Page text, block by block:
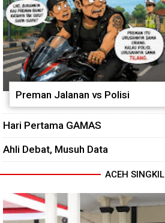
Preman Jalanan vs Polisi
Hari Pertama GAMAS
Ahli Debat, Musuh Data
ACEH SINGKIL